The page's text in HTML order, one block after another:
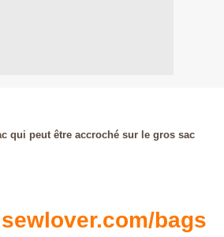
qui peut être accroché sur le gros sac
bags